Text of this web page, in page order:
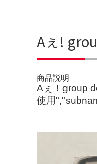
Aぇ!
商品説明
Aぇ！group
使用